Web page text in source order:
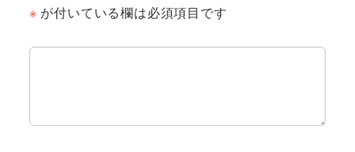
※ が付いている欄は必須項目です